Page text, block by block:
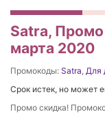
Satra,
марта 2020
Промокоды: Satra, Для
Срок истек, но может
Промо скидка!